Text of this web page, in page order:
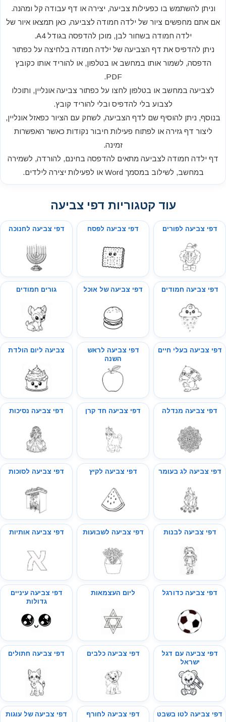
וניתן להשתמש בו כפעילות צביעה, יצירה או דף עבודה קל ומהנה.
אם אתם מחפשים ציור של ילדה חמודה לצביעה, כאן תמצאו איור של
ילדה חמודה בשחור לבן, מוכן להדפסה בגודל A4.
ניתן להדפיס את דף הצביעה של ילדה חמודה בלחיצה על כפתור
הדפסה, לשמור אותו במחשב או בטלפון, או להוריד אותו כקובץ
PDF.
לצביעה במחשב או בטלפון לחצו על כפתור צביעה אונליין, ותוכלו
לצבוע בלי להדפיס ובלי להוריד קובץ.
בנוסף, ניתן להוסיף שם לדף הצביעה, לשחק עם הציור כפאזל אונליין,
ליצור דף גזירה או לפתוח פעילות חיבור נקודות כאשר האפשרות
זמינה.
דף ילדה חמודה לצביעה מתאים להדפסה בחינם, להורדה, לשמירה
במחשב, לשילוב במסמך Word או לפעילות יצירה לילדים.
עוד קטגוריות דפי צביעה
דפי צביעה לפורים דפי צביעה לפסח דפי צביעה לחנוכה
דפי צביעה חמודים דפי צביעה של אוכל גורים חמודים
דפי צביעה בעלי חיים
דפי צביעה לראש
השנה
צביעה ליום הולדת
דפי צביעה מנדלה דפי צביעה חד קרן דפי צביעה נסיכות
דפי צביעה לג בעומר דפי צביעה לקיץ דפי צביעה לסוכות
דפי צביעה לבנות דפי צביעה לשבועות דפי צביעה אותיות
דפי צביעה כדורגל ליום העצמאות
דפי צביעה עיניים
גדולות
דפי צביעה עם דגל
ישראל
דפי צביעה כלבים דפי צביעה חתולים
דפי צביעה לטו בשבט דפי צביעה לחורף דפי צביעה של עוגות